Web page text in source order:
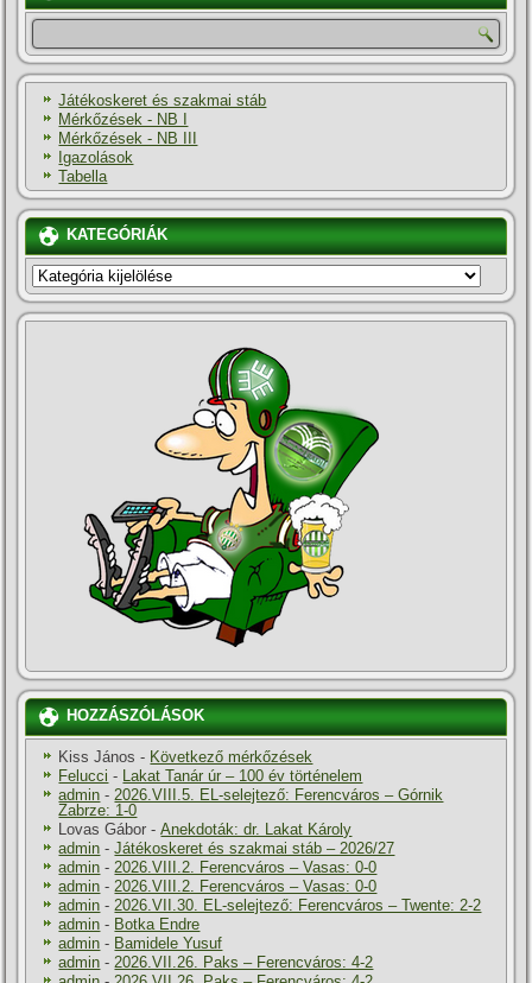
Játékoskeret és szakmai stáb
Mérkőzések - NB I
Mérkőzések - NB III
Igazolások
Tabella
KATEGÓRIÁK
KATEGÓRIÁK
HOZZÁSZÓLÁSOK
Kiss János - Következő mérkőzések
Felucci - Lakat Tanár úr – 100 év történelem
admin -2026.VIII.5. EL-selejtező: Ferencváros – Górnik
Zabrze: 1-0
Lovas Gábor -Anekdoták: dr. Lakat Károly
admin -Játékoskeret és szakmai stáb – 2026/27
admin -2026.VIII.2. Ferencváros – Vasas: 0-0
admin -2026.VIII.2. Ferencváros – Vasas: 0-0
admin -2026.VII.30. EL-selejtező: Ferencváros – Twente: 2-2
admin - Botka Endre
admin - Bamidele Yusuf
admin -2026.VII.26. Paks – Ferencváros: 4-2